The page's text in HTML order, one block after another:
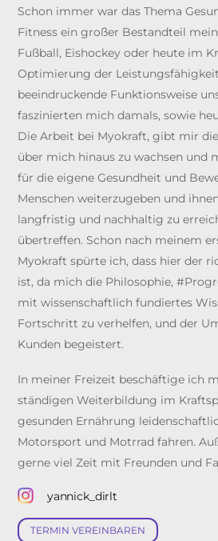
Schon immer war das Thema
Fitness ein großer Bestandteil
Fußball, Eishockey oder heute im
Optimierung der
beeindruckende Funktionsweise
faszinierten mich damals, sowie
Die Arbeit bei Myokraft, gibt mir
über mich hinaus zu wachsen und
für die eigene Gesundheit und
Menschen weiterzugeben und
langfristig und nachhaltig zu
übertreffen. Schon nach meinem
Myokraft spürte ich, dass hier der
ist, da mich die Philosophie,
mit wissenschaftlich fundiertes
Fortschritt zu verhelfen, und der
Kunden begeistert.
In meiner Freizeit beschäftige ich
ständigen Weiterbildung im
gesunden Ernährung
Motorsport und Motrrad fahren.
gerne viel Zeit mit Freunden und
yannick_dirlt
TERMIN VEREINBAREN